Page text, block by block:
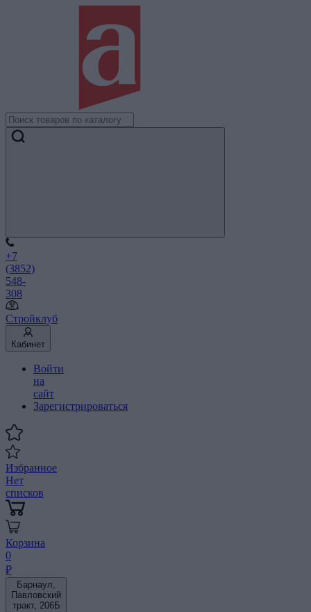
+7
(3852)
548-
308
Стройклуб
Кабинет
Войти
на
сайт
Зарегистрироваться
Избранное
Нет
списков
Корзина
0
₽
Барнаул,
Павловский
тракт, 206Б